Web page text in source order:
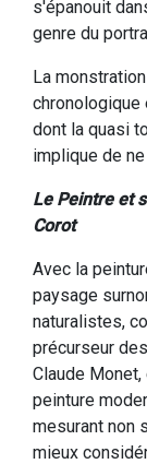
s'épanouit
genre du
La
chronologique
dont la quasi
implique de
Le Peintre et
Corot
Avec la
paysage
naturalistes,
précurseur
Claude
peinture
mesurant non
mieux